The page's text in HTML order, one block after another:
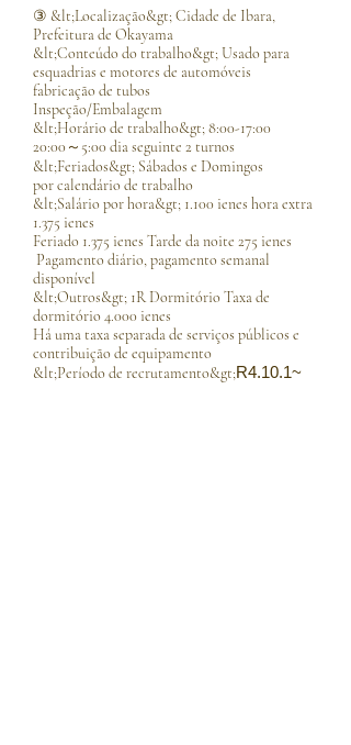
③ &lt;Localização&gt; Cidade de Ibara,
Prefeitura de Okayama
&lt;Conteúdo do trabalho&gt; Usado para
esquadrias e motores de automóveis
fabricação de tubos
Inspeção/Embalagem
&lt;Horário de trabalho&gt; 8:00-17:00
20:00～5:00 dia seguinte 2 turnos
&lt;Feriados&gt; Sábados e Domingos
por calendário de trabalho
&lt;Salário por hora&gt; 1.100 ienes hora extra
1.375 ienes
Feriado 1.375 ienes Tarde da noite 275 ienes
​ Pagamento diário, pagamento semanal
disponível
&lt;Outros&gt; 1R Dormitório Taxa de
dormitório 4.000 ienes
Há uma taxa separada de serviços públicos e
contribuição de equipamento​
&lt;Período de recrutamento&gt;R4.10.1~